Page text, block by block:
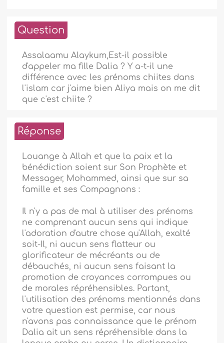
Question
Assalaamu Alaykum,Est-il possible
d'appeler ma fille Dalia ? Y a-t-il une
différence avec les prénoms chiites dans
l'islam car j'aime bien Aliya mais on me dit
que c'est chiite ?
Réponse
Louange à Allah et que la paix et la
bénédiction soient sur Son Prophète et
Messager, Mohammed, ainsi que sur sa
famille et ses Compagnons :
Il n'y a pas de mal à utiliser des prénoms
ne comprenant aucun sens qui indique
l'adoration d'autre chose qu'Allah, exalté
soit-Il, ni aucun sens flatteur ou
glorificateur de mécréants ou de
débauchés, ni aucun sens faisant la
promotion de croyances corrompues ou
de morales répréhensibles. Partant,
l'utilisation des prénoms mentionnés dans
votre question est permise, car nous
n'avons pas connaissance que le prénom
Dalia ait un sens répréhensible dans la